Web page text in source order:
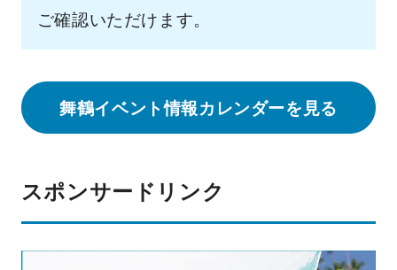
ご確認いただけます。
舞鶴イベント情報カレンダーを見る
スポンサードリンク